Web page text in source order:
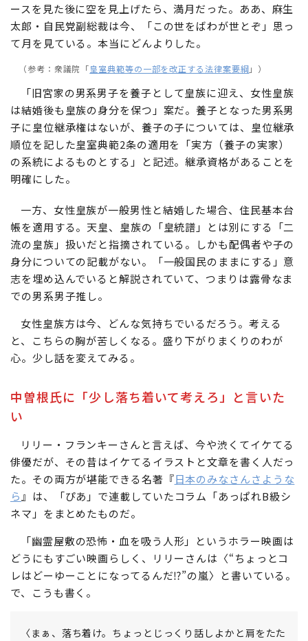
ースを見た後に空を見上げたら、満月だった。ああ、麻生
太郎・自民党副総裁は今、「この世をばわが世とぞ」思っ
て月を見ている。本当にどんよりした。
（参考：衆議院「皇室典範等の一部を改正する法律案要綱」）
「旧宮家の男系男子を養子として皇族に迎え、女性皇族
は結婚後も皇族の身分を保つ」案だ。養子となった男系男
子に皇位継承権はないが、養子の子については、皇位継承
順位を記した皇室典範2条の適用を「実方（養子の実家）
の系統によるものとする」と記述。継承資格があることを
明確にした。
一方、女性皇族が一般男性と結婚した場合、住民基本台
帳を適用する。天皇、皇族の「皇統譜」とは別にする「二
流の皇族」扱いだと指摘されている。しかも配偶者や子の
身分についての記載がない。「一般国民のままにする」意
志を埋め込んでいると解説されていて、つまりは露骨なま
での男系男子推し。
女性皇族方は今、どんな気持ちでいるだろう。考える
と、こちらの胸が苦しくなる。盛り下がりまくりのわが
心。少し話を変えてみる。
中曽根氏に「少し落ち着いて考えろ」と言いた
い
リリー・フランキーさんと言えば、今や渋くてイケてる
俳優だが、その昔はイケてるイラストと文章を書く人だっ
た。その両方が堪能できる名著『日本のみなさんさような
ら』は、「ぴあ」で連載していたコラム「あっぱれB級シ
ネマ」をまとめたものだ。
「幽霊屋敷の恐怖・血を吸う人形」というホラー映画は
どうにもすごい映画らしく、リリーさんは〈“ちょっとコ
レはどーゆーことになってるんだ⁉”の嵐〉と書いている。
で、こうも書く。
〈まぁ、落ち着け。ちょっとじっくり話しよかと肩をたた